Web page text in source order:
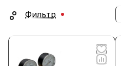
Фильтр